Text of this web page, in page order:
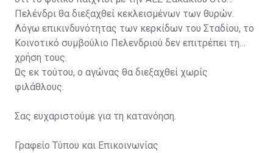
Πελένδρι θα διεξαχθεί κεκλεισμένων των θυρών.
Λόγω επικινδυνότητας των κερκίδων του Σταδίου, το
Κοινοτικό συμβούλιο Πελενδριού δεν επιτρέπει τη
χρήση τους.
Ως εκ τούτου, ο αγώνας θα διεξαχθεί χωρίς
φιλάθλους.
Σας ευχαριστούμε για τη κατανόηση.
Γραφείο Τύπου και Επικοινωνίας